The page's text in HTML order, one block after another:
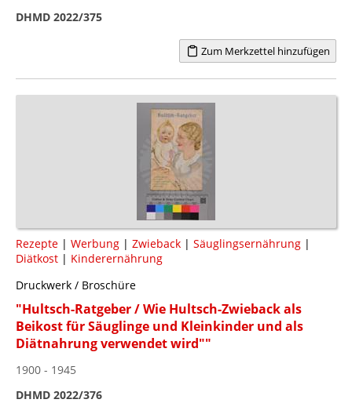
DHMD 2022/375
Zum Merkzettel hinzufügen
Rezepte | Werbung | Zwieback | Säuglingsernährung |
Diätkost | Kinderernährung
Druckwerk / Broschüre
"Hultsch-Ratgeber / Wie Hultsch-Zwieback als
Beikost für Säuglinge und Kleinkinder und als
Diätnahrung verwendet wird""
1900 - 1945
DHMD 2022/376